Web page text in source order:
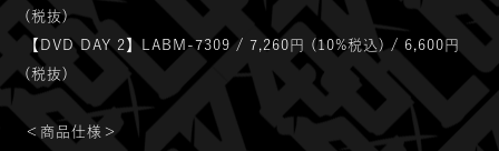
(税抜)
【DVD DAY 2】LABM-7309 / 7,260円 (10%税込) / 6,600円
(税抜)
＜商品仕様＞